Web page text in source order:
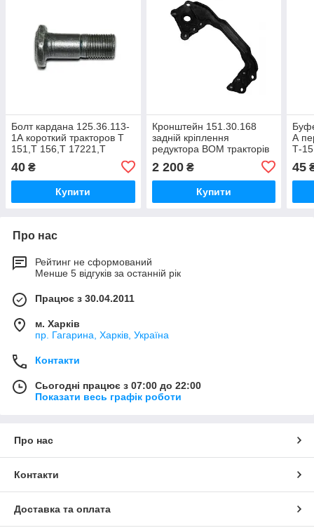
Болт кардана 125.36.113-
1А короткий тракторов Т
151,Т 156,Т 17221,Т
40 ₴
Купити
Кронштейн 151.30.168
задній кріплення
редуктора ВОМ тракторів
2 200₴
Купити
А
Т-
45
Про нас
Рейтинг не сформований
Менше 5 відгуків за останній рік
Працює з 30.04.2011
м. Харків
пр. Гагарина, Харків, Україна
Контакти
Сьогодні працює з 07:00 до 22:00
Показати весь графік роботи
Про нас
Контакти
Доставка та оплата